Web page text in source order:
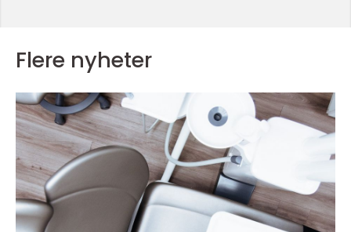
Flere nyheter